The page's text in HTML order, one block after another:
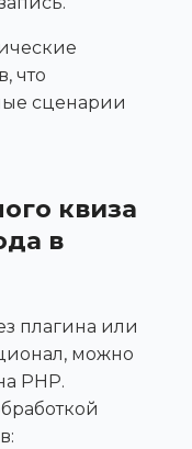
что
сценарии
квиза
в
плагина или
можно
PHP.